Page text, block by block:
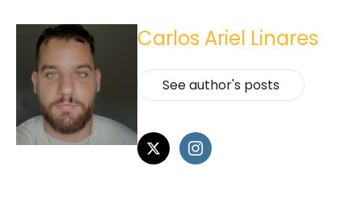
Carlos Ariel Linares
See author's posts